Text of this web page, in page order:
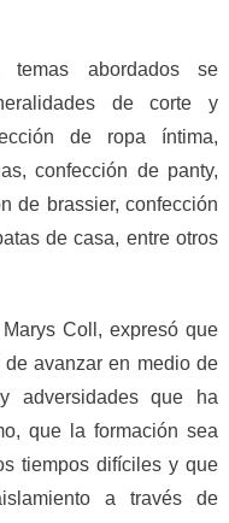
abordados se
de corte y
de ropa íntima,
confección de panty,
de brassier, confección
de casa, entre otros
Coll, expresó que
avanzar en medio de
adversidades que ha
que la formación sea
tiempos difícilesy que
a través de